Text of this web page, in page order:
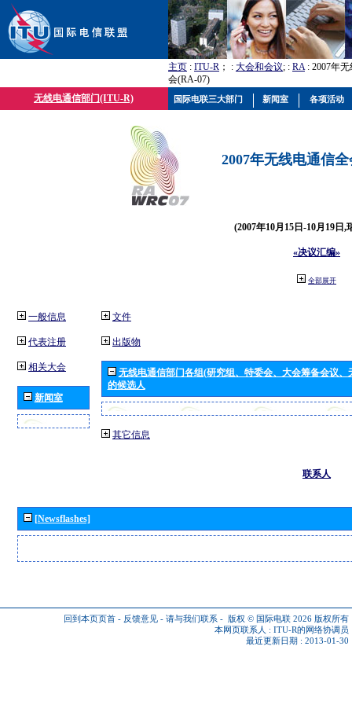
主页 : ITU-R ； : 大会和会议; : RA: 2007年
会(RA-07)
无线电通信部门(ITU-R)
2007年无线电通信
(2007年10月15日-10月19日,
«决议汇编»
全部展开
一般信息
代表注册
相关大会
新闻室
文件
出版物
无线电通信部门各组(研究组、特委会、大会筹备会议
的候选人
其它信息
联系人
[Newsflashes]
回到本页页首 - 反馈意见 - 请与我们联系 - 版权 © 国际电联 2026 版权所有
本网页联系人 : ITU-R的网络协调员
最近更新日期 : 2013-01-30
国际电联三大部门 新闻室 各项活动